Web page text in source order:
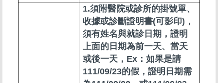
1.須附醫院或診所的掛號單、
收據或診斷證明書(可影印)，
須有姓名與就診日期，證明
上面的日期為前一天、當天
或後一天，Ex：如果是請
111/09/23的假，證明日期需